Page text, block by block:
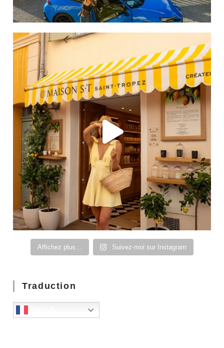
Affichez plus… Suivez-moi sur Instagram
Traduction